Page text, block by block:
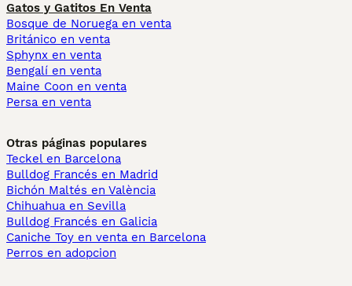
Gatos y Gatitos En Venta
Bosque de Noruega en venta
Británico en venta
Sphynx en venta
Bengalí en venta
Maine Coon en venta
Persa en venta
Otras páginas populares
Teckel en Barcelona
Bulldog Francés en Madrid
Bichón Maltés en València
Chihuahua en Sevilla
Bulldog Francés en Galicia
Caniche Toy en venta en Barcelona
Perros en adopcion